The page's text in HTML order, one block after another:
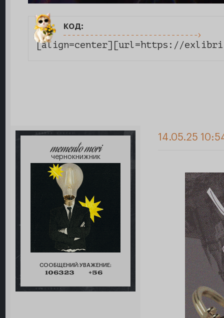
код:
[align=center][url=https://
memento mori
чернокнижник
СООБЩЕНИЙ:
106323
УВАЖЕНИЕ:
+56
14.05.25